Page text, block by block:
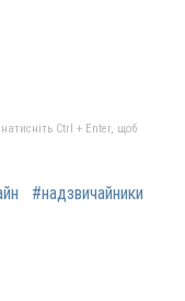
Ctrl + Enter, щоб
#надзвичайники